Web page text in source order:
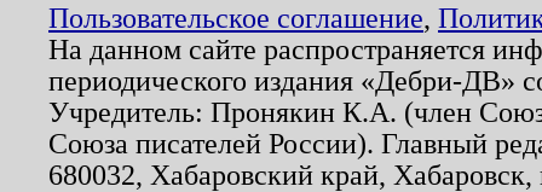
Пользовательское соглашение,
На данном сайте распространяется
периодического издания «Дебри-ДВ»
Учредитель: Пронякин К.А. (член
Союза писателей России). Главный
680032, Хабаровский край,